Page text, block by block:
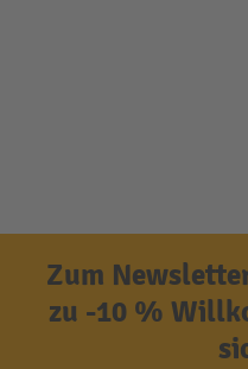
Zum
zu -10 %